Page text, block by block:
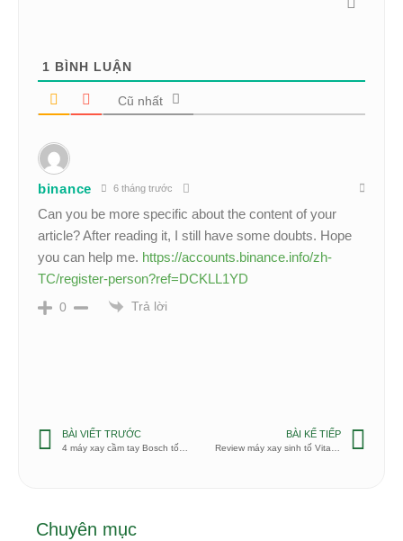
1 BÌNH LUẬN
Cũ nhất
binance 6 tháng trước
Can you be more specific about the content of your
article? After reading it, I still have some doubts. Hope
you can help me. https://accounts.binance.info/zh-
TC/register-person?ref=DCKLL1YD
0 Trả lời
BÀI VIẾT TRƯỚC BÀI KẾ TIẾP
Chuyên mục